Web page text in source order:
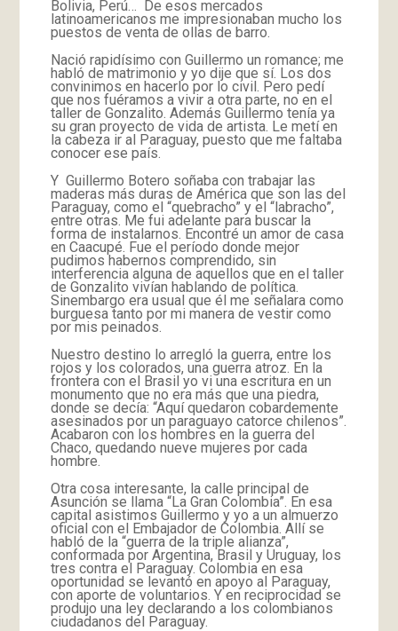
Bolivia, Perú… De esos mercados
latinoamericanos me impresionaban mucho los
puestos de venta de ollas de barro.
Nació rapidísimo con Guillermo un romance; me
habló de matrimonio y yo dije que sí. Los dos
convinimos en hacerlo por lo civil. Pero pedí
que nos fuéramos a vivir a otra parte, no en el
taller de Gonzalito. Además Guillermo tenía ya
su gran proyecto de vida de artista. Le metí en
la cabeza ir al Paraguay, puesto que me faltaba
conocer ese país.
Y Guillermo Botero soñaba con trabajar las
maderas más duras de América que son las del
Paraguay, como el “quebracho” y el “labracho”,
entre otras. Me fui adelante para buscar la
forma de instalarnos. Encontré un amor de casa
en Caacupé. Fue el período donde mejor
pudimos habernos comprendido, sin
interferencia alguna de aquellos que en el taller
de Gonzalito vivían hablando de política.
Sinembargo era usual que él me señalara como
burguesa tanto por mi manera de vestir como
por mis peinados.
Nuestro destino lo arregló la guerra, entre los
rojos y los colorados, una guerra atroz. En la
frontera con el Brasil yo vi una escritura en un
monumento que no era más que una piedra,
donde se decía: “Aquí quedaron cobardemente
asesinados por un paraguayo catorce chilenos”.
Acabaron con los hombres en la guerra del
Chaco, quedando nueve mujeres por cada
hombre.
Otra cosa interesante, la calle principal de
Asunción se llama “La Gran Colombia”. En esa
capital asistimos Guillermo y yo a un almuerzo
oficial con el Embajador de Colombia. Allí se
habló de la “guerra de la triple alianza”,
conformada por Argentina, Brasil y Uruguay, los
tres contra el Paraguay. Colombia en esa
oportunidad se levantó en apoyo al Paraguay,
con aporte de voluntarios. Y en reciprocidad se
produjo una ley declarando a los colombianos
ciudadanos del Paraguay.